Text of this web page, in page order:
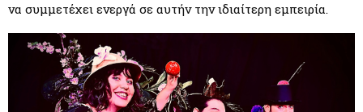
να συμμετέχει ενεργά σε αυτήν την ιδιαίτερη εμπειρία.